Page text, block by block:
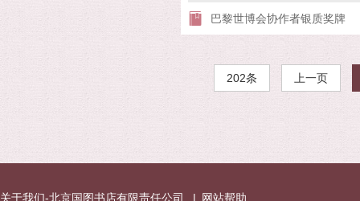
巴黎世博会协作者银质奖牌
202条 上一页
关于我们-北京国图书店有限责任公司 | 网站帮助